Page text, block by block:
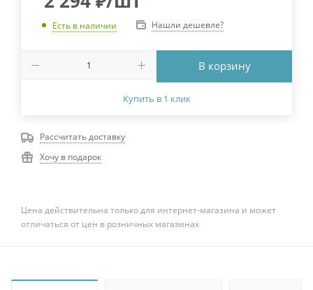
Есть в наличии Нашли дешевле?
В корзину
Купить в 1 клик
Рассчитать доставку
Хочу в подарок
Цена действительна только для интернет-магазина и может
отличаться от цен в розничных магазинах